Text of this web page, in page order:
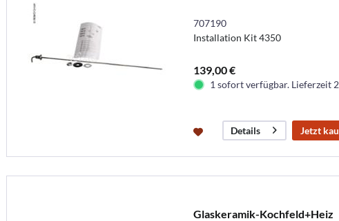
707190
Installation Kit 4350
139,00 €
1 sofort verfügbar. Lieferzeit
Details Jetzt
Glaskeramik-Kochfeld+Heiz